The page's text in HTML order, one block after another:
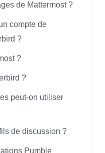
de Mattermost ?
compte de
?
?
?
peut-on utiliser
de discussion ?
Pumble